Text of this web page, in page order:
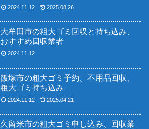
2024.11.12 2025.08.26
大牟田市の粗大ゴミ回収と持ち込み、
おすすめ回収業者
2024.11.12
飯塚市の粗大ゴミ予約、不用品回収、
粗大ゴミ持ち込み
2024.11.12 2025.04.21
久留米市の粗大ゴミ申し込み、回収業